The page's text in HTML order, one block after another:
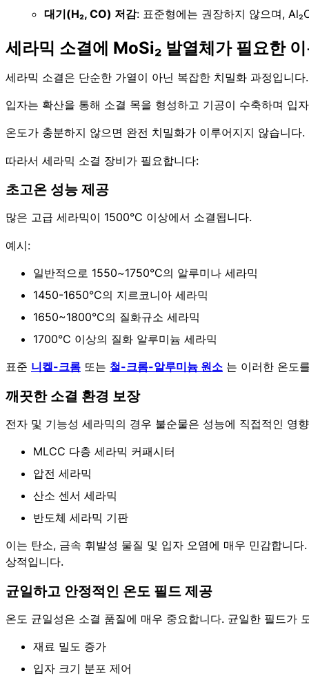
대기(H₂, CO) 저감: 표준형에는 권장하지 않으며,
세라믹 소결에 MoSi₂ 발열체가 필요한
세라믹 소결은 단순한 가열이 아닌 복잡한 치밀화 과정입니다.
입자는 확산을 통해 소결 목을 형성하고 기공이 수축하며 입
온도가 충분하지 않으면 완전 치밀화가 이루어지지 않습니
따라서 세라믹 소결 장비가 필요합니다:
초고온 성능 제공
많은 고급 세라믹이 1500°C 이상에서 소결됩니다.
예시:
일반적으로 1550~1750°C의 알루미나 세라믹
1450-1650°C의 지르코니아 세라믹
1650~1800°C의 질화규소 세라믹
1700°C 이상의 질화 알루미늄 세라믹
표준 니켈-크롬 또는 철-크롬-알루미늄 원소 는 이러한 온도
깨끗한 소결 환경 보장
전자 및 기능성 세라믹의 경우 불순물은 성능에 직접적인 영
MLCC 다층 세라믹 커패시터
압전 세라믹
산소 센서 세라믹
반도체 세라믹 기판
이는 탄소, 금속 휘발성 물질 및 입자 오염에 매우 민감합니
상적입니다.
균일하고 안정적인 온도 필드 제공
온도 균일성은 소결 품질에 매우 중요합니다. 균일한 필드가
재료 밀도 증가
입자 크기 분포 제어